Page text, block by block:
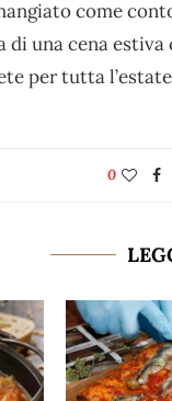
come
una cena
per tutta
0